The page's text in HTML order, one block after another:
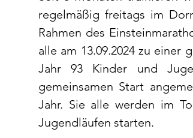
regelmäßig freitags im
Rahmen des
alle am 13.09.2024 zu einer
Jahr 93 Kinder und
gemeinsamen Start
Jahr. Sie alle werden im
Jugendläufen starten.